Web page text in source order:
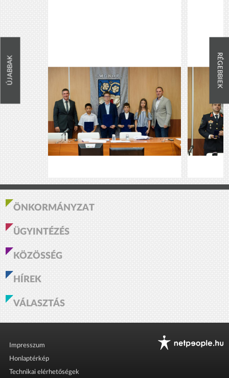
ÚJABBAK RÉGEBBIEK
ÖNKORMÁNYZAT
ÜGYINTÉZÉS
KÖZÖSSÉG
HÍREK
VÁLASZTÁS
Impresszum
Honlaptérkép
Technikai elérhetőségek